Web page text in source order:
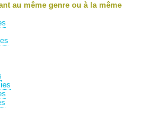
au même genre ou à la même